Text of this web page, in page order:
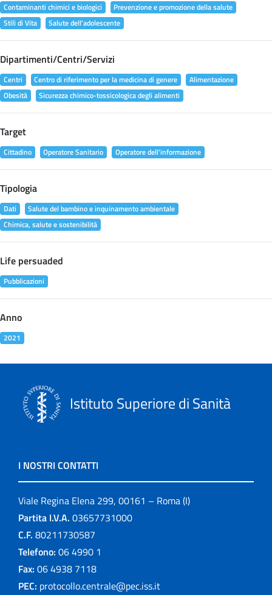
Contaminanti chimici e biologici
Prevenzione e promozione della salute
Stili di Vita
Salute dell'adolescente
Dipartimenti/Centri/Servizi
Centri Centro di riferimento per la medicina di genere
Alimentazione
Obesità
Sicurezza chimico-tossicologica degli alimenti
Target
Cittadino Operatore Sanitario Operatore dell'informazione
Tipologia
Dati
Salute del bambino e inquinamento ambientale
Chimica, salute e sostenibilità
Life persuaded
Pubblicazioni
Anno
2021
Istituto Superiore di Sanità
I NOSTRI CONTATTI
Viale Regina Elena 299, 00161 – Roma (I)
Partita I.V.A. 03657731000
C.F. 80211730587
Telefono: 06 4990 1
Fax: 06 4938 7118
PEC: protocollo.centrale@pec.iss.it